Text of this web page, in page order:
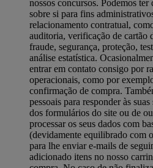
nossos concursos. Podemos ter
sobre si para fins
relacionamento contratual,
auditoria, verificação de cartão
fraude, segurança, proteção,
análise estatística.
entrar em contato consigo por
operacionais, como por
confirmação de compra.
pessoais para responder às
dos formulários do site ou de
processar os seus dados com
(devidamente equilibrado com
para lhe enviar e-mails de
adicionado itens no nosso